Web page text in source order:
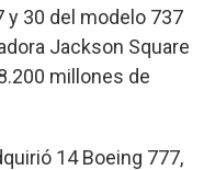
y 30 del modelo 737
Jackson Square
millones de
14 Boeing 777,